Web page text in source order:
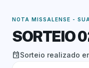
NOTA MISSALENSE -
SORTEIO
eventSorteio realizado